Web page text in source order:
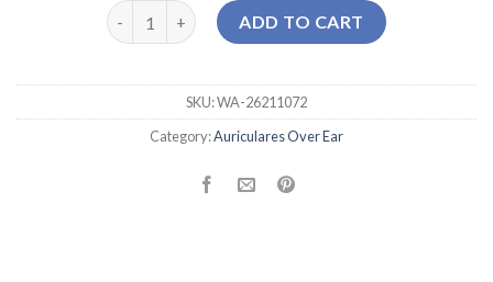
auriculares over ear quantity
ADD TO CART
SKU:WA-26211072
Category:Auriculares Over Ear